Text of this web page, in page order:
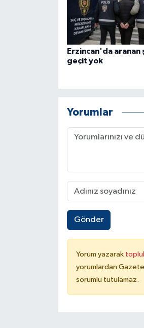
Erzincan'da aranan
geçit yok
Yorumlar
Gönder
Yorum yazarak
yorumlardan
sorumlu tutulamaz.